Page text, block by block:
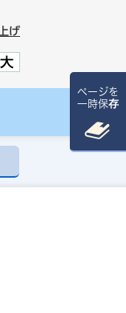
げ
ページを
一時保存